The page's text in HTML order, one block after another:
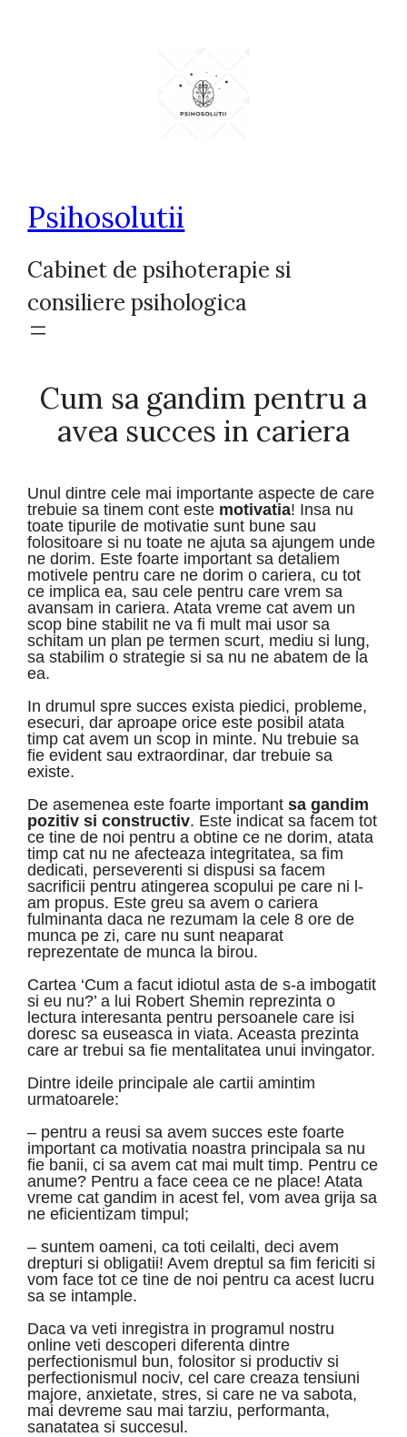
Psihosolutii
Cabinet de psihoterapie si
consiliere psihologica
Cum sa gandim pentru a
avea succes in cariera
Unul dintre cele mai importante aspecte de care
trebuie sa tinem cont este motivatia! Insa nu
toate tipurile de motivatie sunt bune sau
folositoare si nu toate ne ajuta sa ajungem unde
ne dorim. Este foarte important sa detaliem
motivele pentru care ne dorim o cariera, cu tot
ce implica ea, sau cele pentru care vrem sa
avansam in cariera. Atata vreme cat avem un
scop bine stabilit ne va fi mult mai usor sa
schitam un plan pe termen scurt, mediu si lung,
sa stabilim o strategie si sa nu ne abatem de la
ea.
In drumul spre succes exista piedici, probleme,
esecuri, dar aproape orice este posibil atata
timp cat avem un scop in minte. Nu trebuie sa
fie evident sau extraordinar, dar trebuie sa
existe.
De asemenea este foarte importantsa gandim
pozitiv si constructiv. Este indicat sa facem tot
ce tine de noi pentru a obtine ce ne dorim, atata
timp cat nu ne afecteaza integritatea, sa fim
dedicati, perseverenti si dispusi sa facem
sacrificii pentru atingerea scopului pe care ni l-
am propus. Este greu sa avem o cariera
fulminanta daca ne rezumam la cele 8 ore de
munca pe zi, care nu sunt neaparat
reprezentate de munca la birou.
Cartea ‘Cum a facut idiotul asta de s-a imbogatit
si eu nu?’ a lui Robert Shemin reprezinta o
lectura interesanta pentru persoanele care isi
doresc sa euseasca in viata. Aceasta prezinta
care ar trebui sa fie mentalitatea unui invingator.
Dintre ideile principale ale cartii amintim
urmatoarele:
– pentru a reusi sa avem succes este foarte
important ca motivatia noastra principala sa nu
fie banii, ci sa avem cat mai mult timp. Pentru ce
anume? Pentru a face ceea ce ne place! Atata
vreme cat gandim in acest fel, vom avea grija sa
ne eficientizam timpul;
– suntem oameni, ca toti ceilalti, deci avem
drepturi si obligatii! Avem dreptul sa fim fericiti si
vom face tot ce tine de noi pentru ca acest lucru
sa se intample.
Daca va veti inregistra in programul nostru
online veti descoperi diferenta dintre
perfectionismul bun, folositor si productiv si
perfectionismul nociv, cel care creaza tensiuni
majore, anxietate, stres, si care ne va sabota,
mai devreme sau mai tarziu, performanta,
sanatatea si succesul.